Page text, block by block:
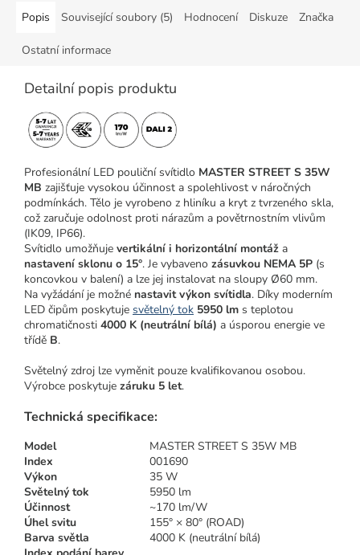
Popis Související soubory (5) Hodnocení Diskuze Značka
Ostatní informace
Detailní popis produktu
Profesionální LED pouliční svítidlo MASTER STREET S 35W
MB zajišťuje vysokou účinnost a spolehlivost v náročných
podmínkách. Tělo je vyrobeno z hliníku a kryt z tvrzeného skla,
což zaručuje odolnost proti nárazům a povětrnostním vlivům
(IK09, IP66).
Svítidlo umožňuje vertikální i horizontální montáž a
nastavení sklonu o 15°. Je vybaveno zásuvkou NEMA 5P (s
koncovkou v balení) a lze jej instalovat na sloupy Ø60 mm.
Na vyžádání je možné nastavit výkon svítidla. Díky moderním
LED čipům poskytuje světelný tok 5950 lm s teplotou
chromatičnosti 4000 K (neutrální bílá) a úsporou energie ve
třídě B.
Světelný zdroj lze vyměnit pouze kvalifikovanou osobou.
Výrobce poskytuje záruku 5 let.
Technická specifikace:
Model
MASTER STREET S 35W MB
Index
001690
Výkon
35 W
Světelný tok
5950 lm
Účinnost
~170 lm/W
Úhel svitu
155° × 80° (ROAD)
Barva světla
4000 K (neutrální bílá)